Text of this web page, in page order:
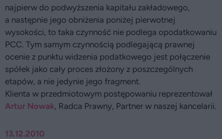
13.12.2010
najpierw do podwyższenia kapitału zakładowego,
a następnie jego obniżenia poniżej pierwotnej
wysokości, to taka czynność nie podlega opodatkowaniu
PCC. Tym samym czynnością podlegającą prawnej
ocenie z punktu widzenia podatkowego jest połączenie
spółek jako cały proces złożony z poszczególnych
etapów, a nie jedynie jego fragment.
Klienta w przedmiotowym postępowaniu reprezentował
Artur Nowak, Radca Prawny, Partner w naszej kancelarii.